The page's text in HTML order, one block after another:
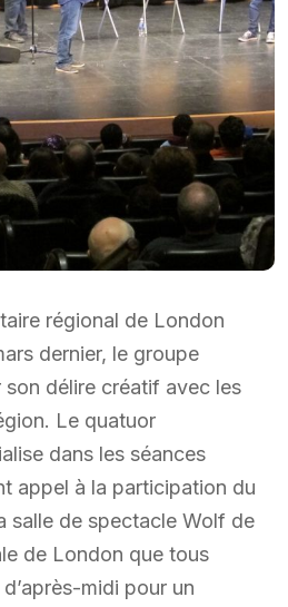
régional de London
dernier, le groupe
délire créatif avec les
Le quatuor
dans les séances
appel à la participation du
salle de spectacle Wolf de
de London que tous
midi pour un